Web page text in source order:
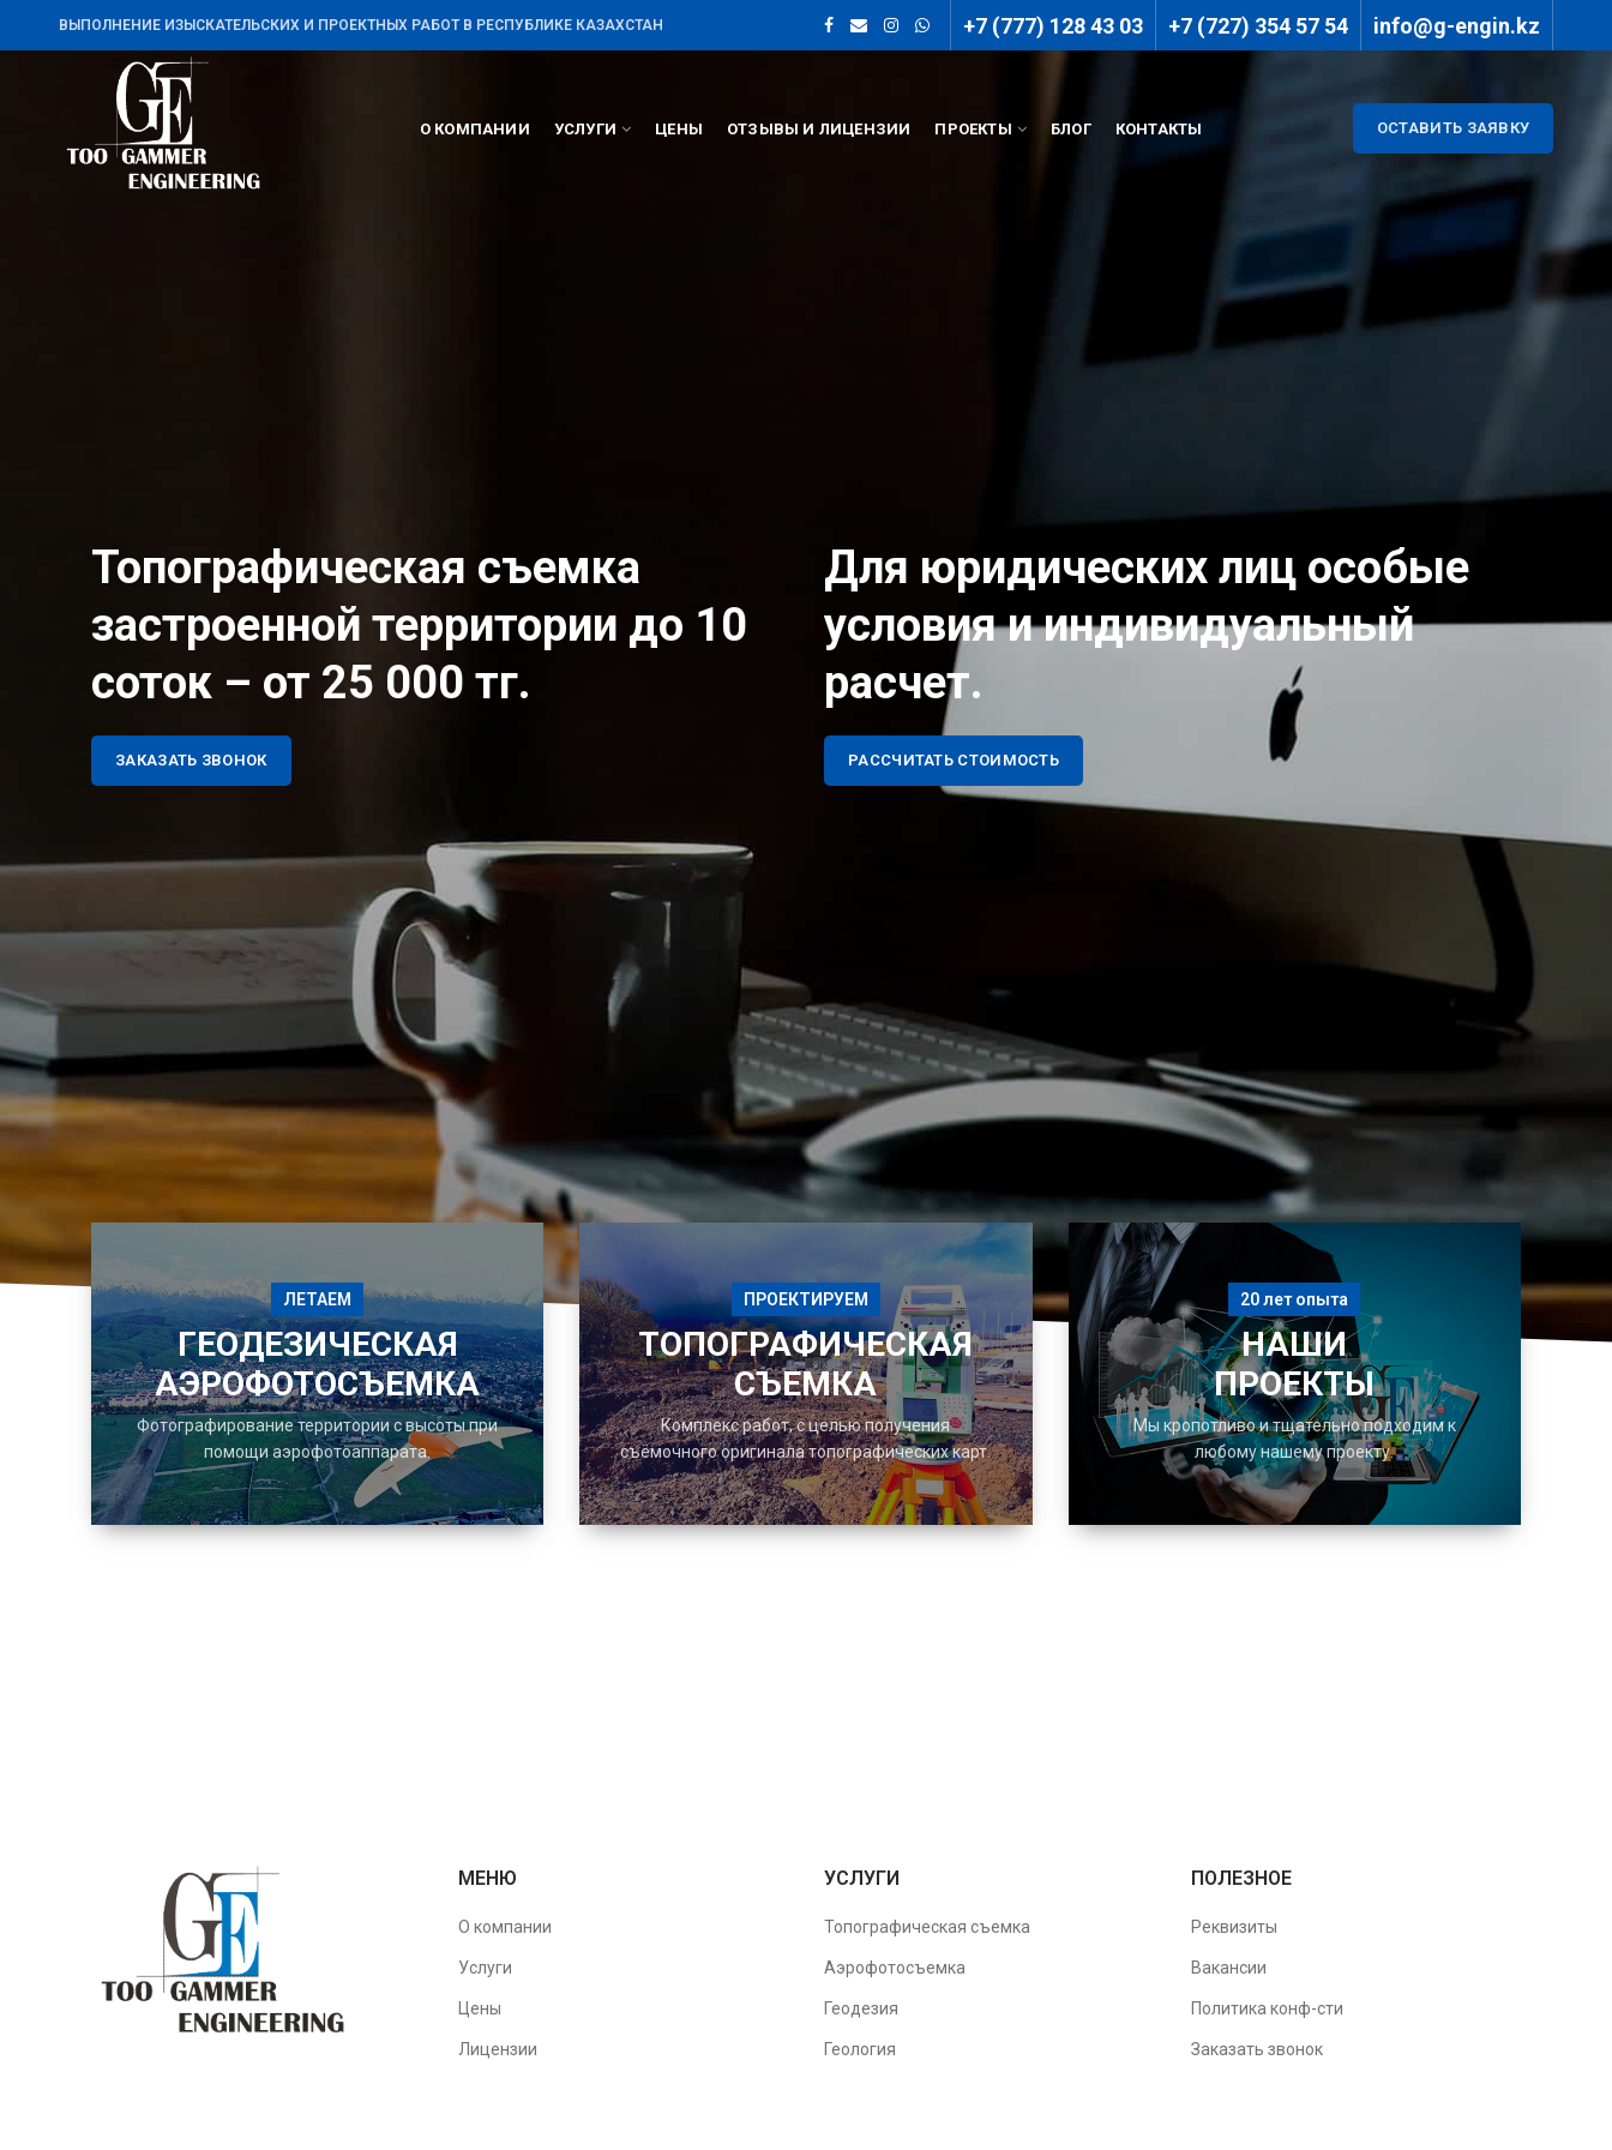
ВЫПОЛНЕНИЕ ИЗЫСКАТЕЛЬСКИХ И ПРОЕКТНЫХ РАБОТ В РЕСПУБЛИКЕ КАЗАХСТАН +7 (777) 128 43 03 +7 (727) 354 57 54 info@g-engin.kz
О КОМПАНИИ УСЛУГИ ЦЕНЫ ОТЗЫВЫ И ЛИЦЕНЗИИ ПРОЕКТЫ БЛОГ КОНТАКТЫ ОСТАВИТЬ ЗАЯВКУ
Топографическая съемка
застроенной территории до 10
соток – от 25 000 тг.
ЗАКАЗАТЬ ЗВОНОК
Для юридических лиц особые
условия и индивидуальный
расчет.
РАССЧИТАТЬ СТОИМОСТЬ
ЛЕТАЕМ
ГЕОДЕЗИЧЕСКАЯ
АЭРОФОТОСЪЕМКА
Фотографирование территории с высоты при
помощи аэрофотоаппарата.
ПРОЕКТИРУЕМ
ТОПОГРАФИЧЕСКАЯ
СЪЕМКА
Комплекс работ, с целью получения
съёмочного оригинала топографических карт.
20 лет опыта
НАШИ
ПРОЕКТЫ
Мы кропотливо и тщательно подходим к
любому нашему проекту.
МЕНЮ
О компании
Услуги
Цены
Лицензии
УСЛУГИ
Топографическая съемка
Аэрофотосъемка
Геодезия
Геология
ПОЛЕЗНОЕ
Реквизиты
Вакансии
Политика конф-сти
Заказать звонок